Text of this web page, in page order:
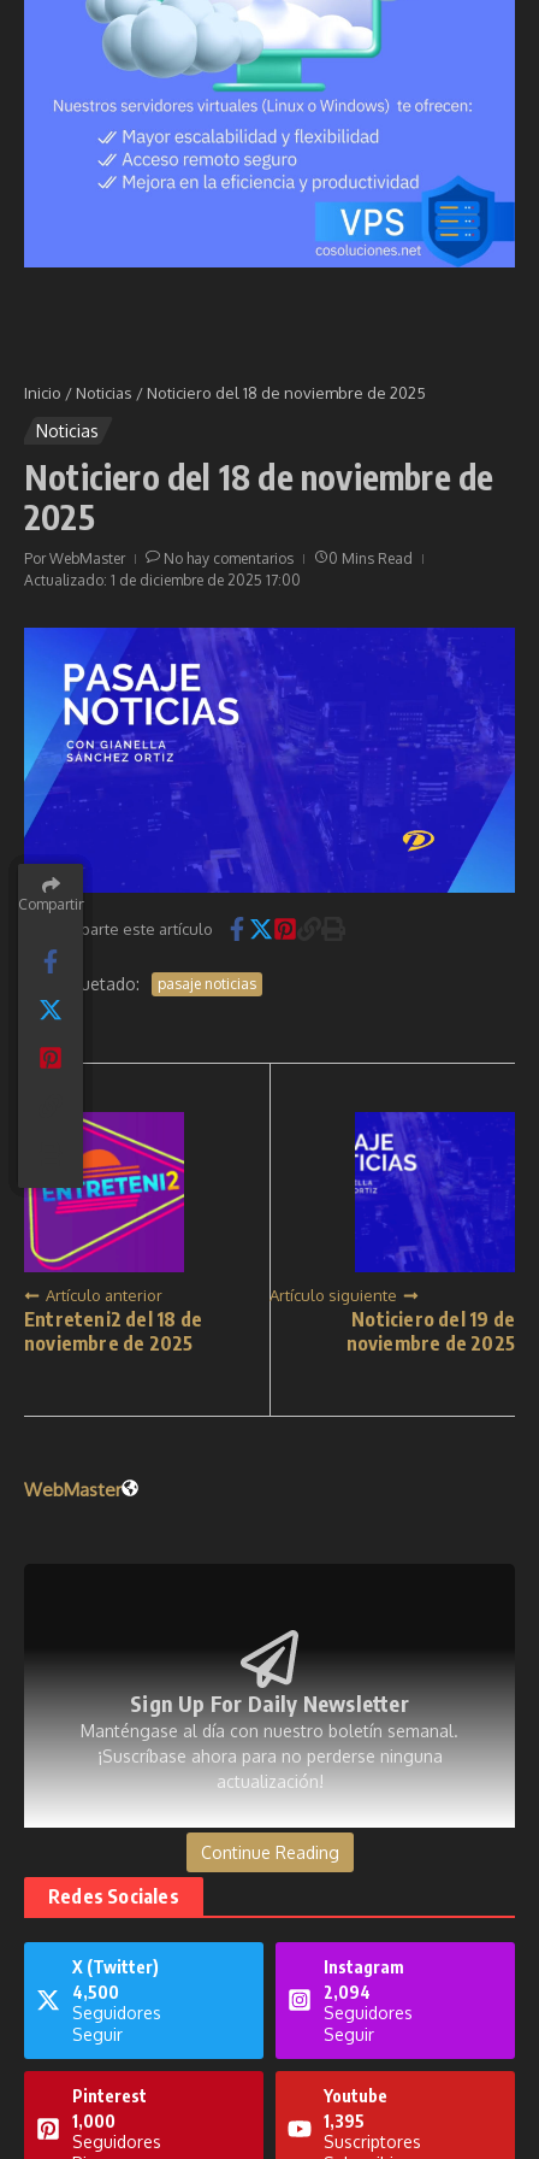
Compartir
Compartir
Inicio / Noticias / Noticiero del 18 de noviembre de 2025
Noticias
Noticiero del 18 de noviembre de
2025
PorWebMaster No hay comentarios
0 Mins Read
Actualizado: 1 de diciembre de 2025 17:00
Comparte este artículo
Etiquetado: pasaje noticias
Artículo anterior
Entreteni2 del 18 de
noviembre de 2025
Artículo siguiente
Noticiero del 19 de
noviembre de 2025
WebMaster
Sign Up For Daily Newsletter
Manténgase al día con nuestro boletín semanal.
¡Suscríbase ahora para no perderse ninguna
actualización!
[mc4wp_form id=53]
Publicaciones relacionadas
Entreteni2 del 13 de enero de
Continue Reading
Redes Sociales
X (Twitter)
4,500
Seguidores
Seguir
Instagram
2,094
Seguidores
Seguir
Pinterest
1,000
Seguidores
Youtube
1,395
Suscriptores
Compartir
Compartir
Compartir